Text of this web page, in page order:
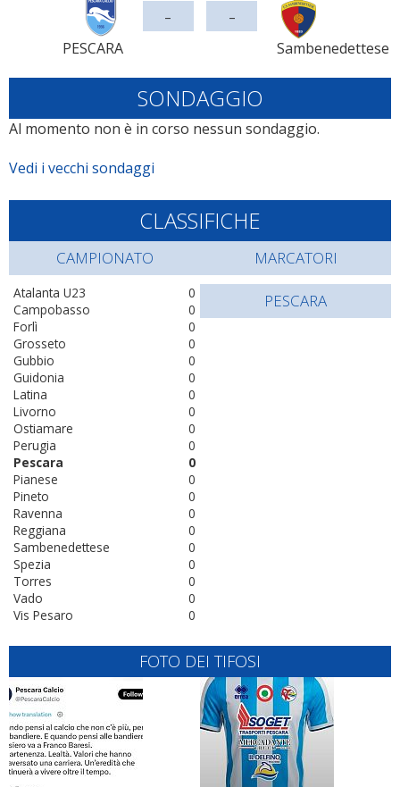
PESCARA
- -
Sambenedettese
SONDAGGIO
Al momento non è in corso nessun sondaggio.
Vedi i vecchi sondaggi
CLASSIFICHE
CAMPIONATO
0
Atalanta U23
0
Campobasso
0
Forlì
0
Grosseto
0
Gubbio
0
Guidonia
0
Latina
0
Livorno
0
Ostiamare
0
Perugia
0
Pescara
0
Pianese
0
Pineto
0
Ravenna
0
Reggiana
0
Sambenedettese
0
Spezia
0
Torres
0
Vado
0
Vis Pesaro
MARCATORI
PESCARA
FOTO DEI TIFOSI